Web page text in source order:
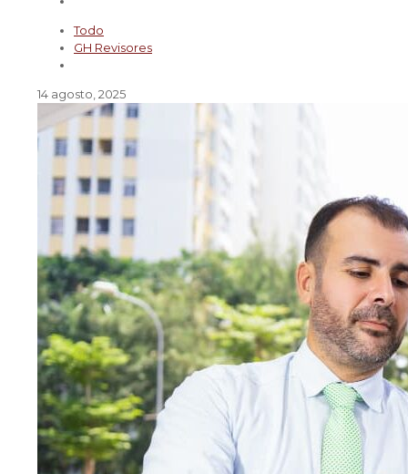
Todo
GH Revisores
14 agosto, 2025